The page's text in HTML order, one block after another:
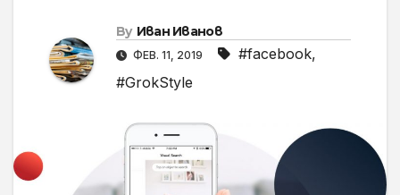
By Иван Иванов
ФЕВ. 11, 2019 #facebook,
#GrokStyle